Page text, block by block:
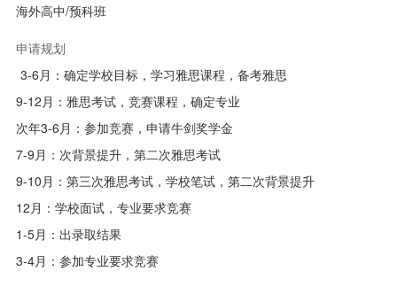
海外高中/预科班
申请规划
3-6月：确定学校目标，学习雅思课程，备考雅思
9-12月：雅思考试，竞赛课程，确定专业
次年3-6月：参加竞赛，申请牛剑奖学金
7-9月：次背景提升，第二次雅思考试
9-10月：第三次雅思考试，学校笔试，第二次背景提升
12月：学校面试，专业要求竞赛
1-5月：出录取结果
3-4月：参加专业要求竞赛